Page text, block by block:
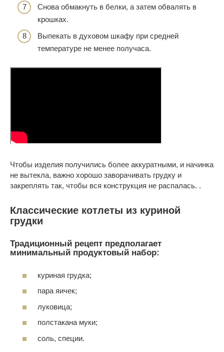
Снова обмакнуть в белки, а затем обвалять в
крошках.
Выпекать в духовом шкафу при средней
температуре не менее получаса.
Чтобы изделия получились более аккуратными, и начинка
не вытекла, важно хорошо заворачивать грудку и
закреплять так, чтобы вся конструкция не распалась. .
Классические котлеты из куриной
грудки
Традиционный рецепт предполагает
минимальный продуктовый набор:
куриная грудка;
пара яичек;
луковица;
полстакана муки;
соль, специи.